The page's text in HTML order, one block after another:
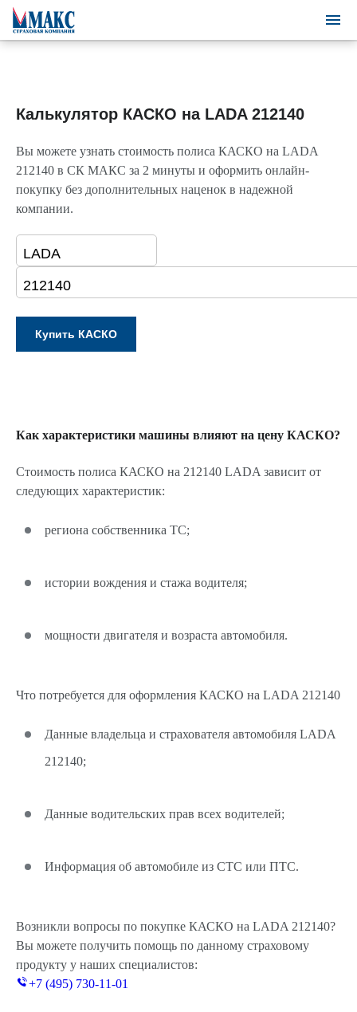
Калькулятор КАСКО на LADA 212140
Вы можете узнать стоимость полиса КАСКО на LADA
212140 в СК МАКС за 2 минуты и оформить онлайн-
покупку без дополнительных наценок в надежной
компании.
Как характеристики машины влияют на цену КАСКО?
Стоимость полиса КАСКО на 212140 LADA зависит от
следующих характеристик:
региона собственника ТС;
истории вождения и стажа водителя;
мощности двигателя и возраста автомобиля.
Что потребуется для оформления КАСКО на LADA 212140
Данные владельца и страхователя автомобиля LADA
212140;
Данные водительских прав всех водителей;
Информация об автомобиле из СТС или ПТС.
Возникли вопросы по покупке КАСКО на LADA 212140?
Вы можете получить помощь по данному страховому
продукту у наших специалистов:
+7 (495) 730-11-01